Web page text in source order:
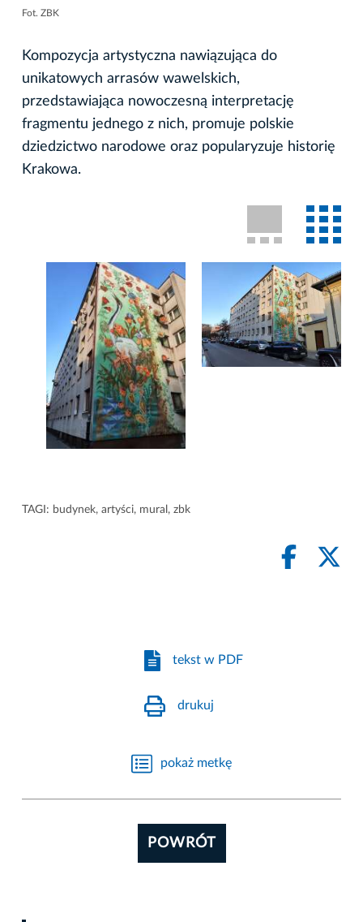
Fot. ZBK
Kompozycja artystyczna nawiązująca do
unikatowych arrasów wawelskich,
przedstawiająca nowoczesną interpretację
fragmentu jednego z nich, promuje polskie
dziedzictwo narodowe oraz popularyzuje historię
Krakowa.
TAGI: budynek, artyści, mural , zbk
tekst w PDF
drukuj
pokaż metkę
POWRÓT